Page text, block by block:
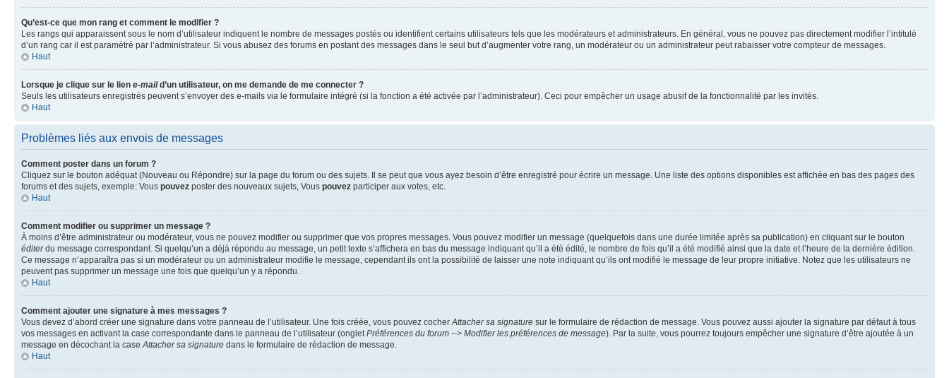
Qu’est-ce que mon rang et comment le modifier ?
Les rangs qui apparaissent sous le nom d’utilisateur indiquent le nombre de messages postés ou identifient certains utilisateurs tels que les modérateurs et administrateurs. En général, vous ne pouvez pas directement modifier l’intitulé
d’un rang car il est paramétré par l’administrateur. Si vous abusez des forums en postant des messages dans le seul but d’augmenter votre rang, un modérateur ou un administrateur peut rabaisser votre compteur de messages.
Haut
Lorsque je clique sur le lien e-maild’un utilisateur, on me demande de me connecter ?
Seuls les utilisateurs enregistrés peuvent s’envoyer des e-mails via le formulaire intégré (si la fonction a été activée par l’administrateur). Ceci pour empêcher un usage abusif de la fonctionnalité par les invités.
Haut
Problèmes liés aux envois de messages
Comment poster dans un forum ?
Cliquez sur le bouton adéquat (Nouveau ou Répondre) sur la page du forum ou des sujets. Il se peut que vous ayez besoin d’être enregistré pour écrire un message. Une liste des options disponibles est affichée en bas des pages des
forums et des sujets, exemple: Vous pouvez poster des nouveaux sujets, Vous pouvez participer aux votes, etc.
Haut
Comment modifier ou supprimer un message ?
À moins d’être administrateur ou modérateur, vous ne pouvez modifier ou supprimer que vos propres messages. Vous pouvez modifier un message (quelquefois dans une durée limitée après sa publication) en cliquant sur le bouton
éditerdu message correspondant. Si quelqu’un a déjà répondu au message, un petit texte s’affichera en bas du message indiquant qu’il a été édité, le nombre de fois qu’il a été modifié ainsi que la date et l’heure de la dernière édition.
Ce message n’apparaîtra pas si un modérateur ou un administrateur modifie le message, cependant ils ont la possibilité de laisser une note indiquant qu’ils ont modifié le message de leur propre initiative. Notez que les utilisateurs ne
peuvent pas supprimer un message une fois que quelqu’un y a répondu.
Haut
Comment ajouter une signature à mes messages ?
Vous devez d’abord créer une signature dans votre panneau de l’utilisateur. Une fois créée, vous pouvez cocher Attacher sa signature sur le formulaire de rédaction de message. Vous pouvez aussi ajouter la signature par défaut à tous
vos messages en activant la case correspondante dans le panneau de l’utilisateur (onglet Préférences du forum --> Modifier les préférences de message). Par la suite, vous pourrez toujours empêcher une signature d’être ajoutée à un
message en décochant la case Attacher sa signature dans le formulaire de rédaction de message.
Haut